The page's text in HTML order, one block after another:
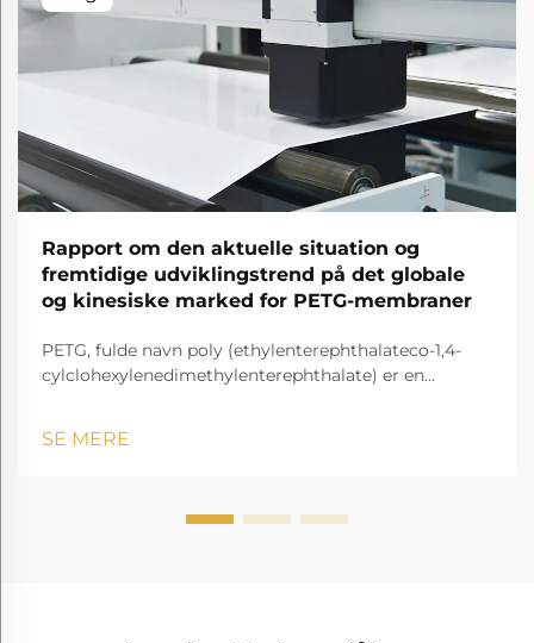
Rapport om den aktuelle situation og
fremtidige udviklingstrend på det globale
og kinesiske marked for PETG-membraner
PETG, fulde navn poly (ethylenterephthalateco-1,4-
cylclohexylenedimethylenterephthalate) er en
SE MERE